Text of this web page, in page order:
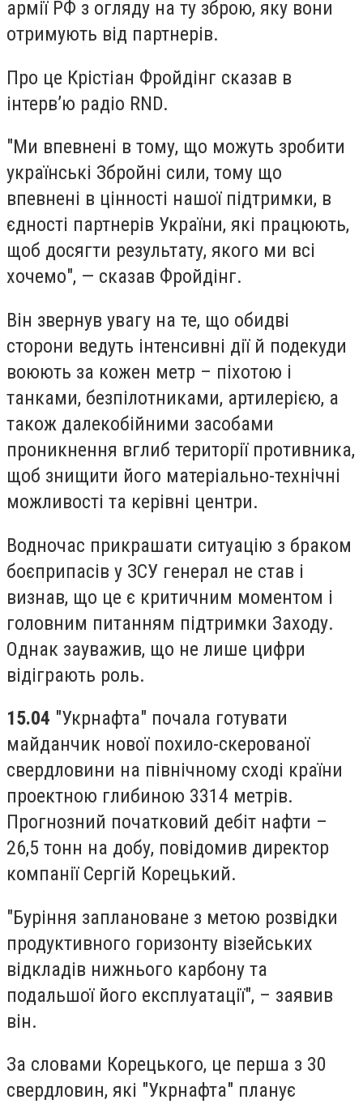
армії РФ з огляду на ту зброю, яку вони
отримують від партнерів.
Про це Крістіан Фройдінг сказав в
інтерв’ю радіо RND.
"Ми впевнені в тому, що можуть зробити
українські Збройні сили, тому що
впевнені в цінності нашої підтримки, в
єдності партнерів України, які працюють,
щоб досягти результату, якого ми всі
хочемо", — сказав Фройдінг.
Він звернув увагу на те, що обидві
сторони ведуть інтенсивні дії й подекуди
воюють за кожен метр – піхотою і
танками, безпілотниками, артилерією, а
також далекобійними засобами
проникнення вглиб території противника,
щоб знищити його матеріально-технічні
можливості та керівні центри.
Водночас прикрашати ситуацію з браком
боєприпасів у ЗСУ генерал не став і
визнав, що це є критичним моментом і
головним питанням підтримки Заходу.
Однак зауважив, що не лише цифри
відіграють роль.
15.04 "Укрнафта" почала готувати
майданчик нової похило-скерованої
свердловини на північному сході країни
проектною глибиною 3314 метрів.
Прогнозний початковий дебіт нафти –
26,5 тонн на добу, повідомив директор
компанії Сергій Корецький.
"Буріння заплановане з метою розвідки
продуктивного горизонту візейських
відкладів нижнього карбону та
подальшої його експлуатації", – заявив
він.
За словами Корецького, це перша з 30
свердловин, які "Укрнафта" планує